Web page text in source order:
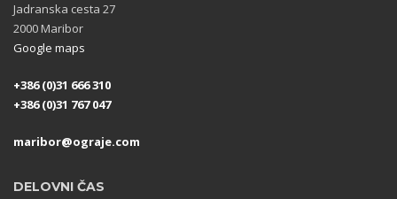
Jadranska cesta 27
2000 Maribor
Google maps
+386 (0)31 666 310
+386 (0)31 767 047
maribor@ograje.com
DELOVNI ČAS